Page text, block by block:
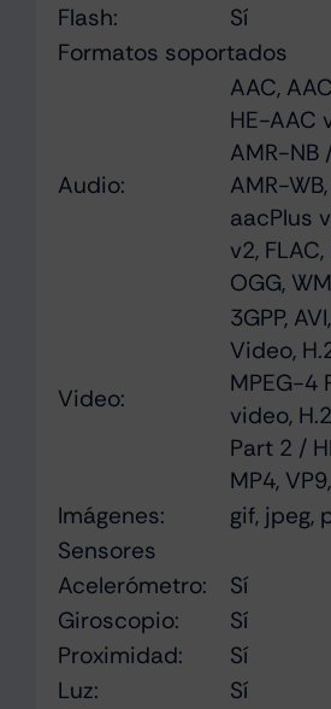
Flash:
Sí
Formatos soportados
Audio:
AAC,
HE-AAC
AMR-NB
AMR-
aacPlus
v2, FLAC,
OGG,
Video:
3GPP,
Video,
MPEG-4
video,
Part 2 /
MP4,
Imágenes:
gif, jpeg,
Sensores
Acelerómetro:
Sí
Giroscopio:
Sí
Proximidad:
Sí
Luz:
Sí